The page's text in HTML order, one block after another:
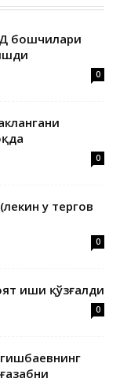
бошчилари
0
0
у тергов
0
иши қўзғалди
0